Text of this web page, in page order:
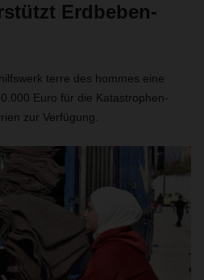
Erdbeben-
terre des hommes eine
Euro für die Katastrophen-
zur Verfügung.